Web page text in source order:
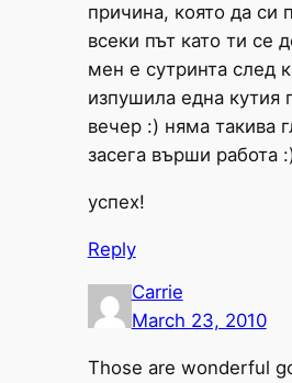
причина, която да си
всеки път като ти се
мен е сутринта след
изпушила една кутия
вечер :) няма такива
засега върши работа
успех!
Reply
Carrie
March 23, 2010
Those are wonderful